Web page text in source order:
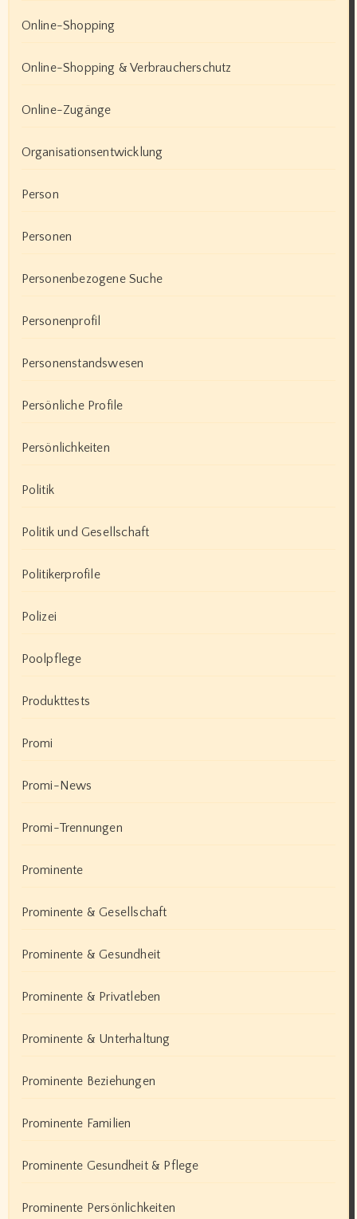
Online-Shopping
Online-Shopping & Verbraucherschutz
Online-Zugänge
Organisationsentwicklung
Person
Personen
Personenbezogene Suche
Personenprofil
Personenstandswesen
Persönliche Profile
Persönlichkeiten
Politik
Politik und Gesellschaft
Politikerprofile
Polizei
Poolpflege
Produkttests
Promi
Promi-News
Promi-Trennungen
Prominente
Prominente & Gesellschaft
Prominente & Gesundheit
Prominente & Privatleben
Prominente & Unterhaltung
Prominente Beziehungen
Prominente Familien
Prominente Gesundheit & Pflege
Prominente Persönlichkeiten